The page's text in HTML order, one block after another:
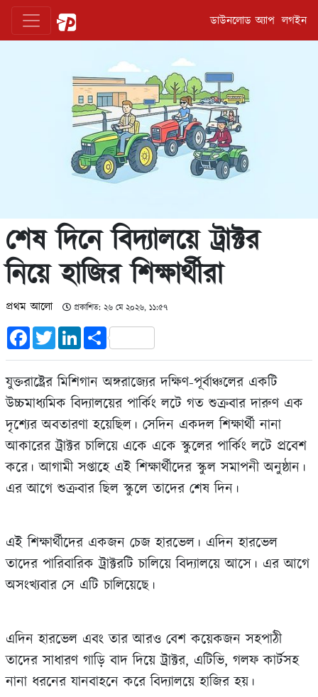
ডাউনলোড অ্যাপ লগইন
শেষ দিনে বিদ্যালয়ে ট্রাক্টর
নিয়ে হাজির শিক্ষার্থীরা
প্রথম আলো প্রকাশিত: ২৬ মে ২০২৬, ১১:৫৭
FacebookTwitterLinkedInShare
যুক্তরাষ্ট্রের মিশিগান অঙ্গরাজ্যের দক্ষিণ-পূর্বাঞ্চলের একটি
উচ্চমাধ্যমিক বিদ্যালয়ের পার্কিং লটে গত শুক্রবার দারুণ এক
দৃশ্যের অবতারণা হয়েছিল। সেদিন একদল শিক্ষার্থী নানা
আকারের ট্রাক্টর চালিয়ে একে একে স্কুলের পার্কিং লটে প্রবেশ
করে। আগামী সপ্তাহে এই শিক্ষার্থীদের স্কুল সমাপনী অনুষ্ঠান।
এর আগে শুক্রবার ছিল স্কুলে তাদের শেষ দিন।
এই শিক্ষার্থীদের একজন চেজ হারভেল। এদিন হারভেল
তাদের পারিবারিক ট্রাক্টরটি চালিয়ে বিদ্যালয়ে আসে। এর আগে
অসংখ্যবার সে এটি চালিয়েছে।
এদিন হারভেল এবং তার আরও বেশ কয়েকজন সহপাঠী
তাদের সাধারণ গাড়ি বাদ দিয়ে ট্রাক্টর, এটিভি, গলফ কার্টসহ
নানা ধরনের যানবাহনে করে বিদ্যালয়ে হাজির হয়।